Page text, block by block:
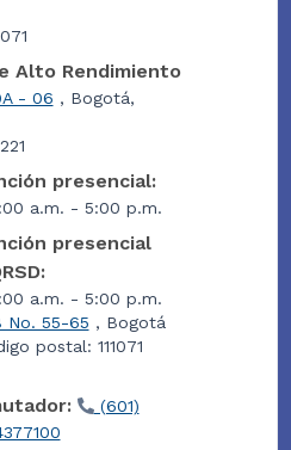
Alto Rendimiento
- 06 , Bogotá,
presencial:
a.m. - 5:00 p.m.
presencial
a.m. - 5:00 p.m.
No. 55-65 , Bogotá
postal: 111071
(601)